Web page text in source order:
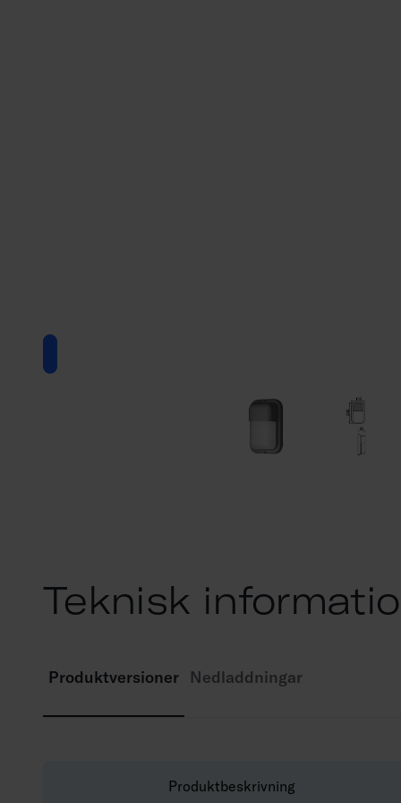
Teknisk
Produktversioner Nedladdningar
Produktbeskrivning